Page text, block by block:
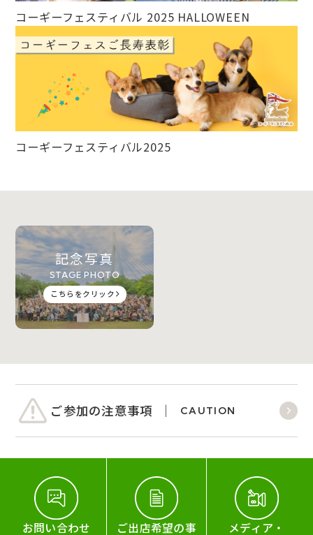
コーギーフェスティバル 2025 HALLOWEEN
コーギーフェスティバル2025
記念写真
STAGE PHOTO
こちらをクリック
ご参加の注意事項 CAUTION
お問い合わせ ご出店希望の事 メディア・